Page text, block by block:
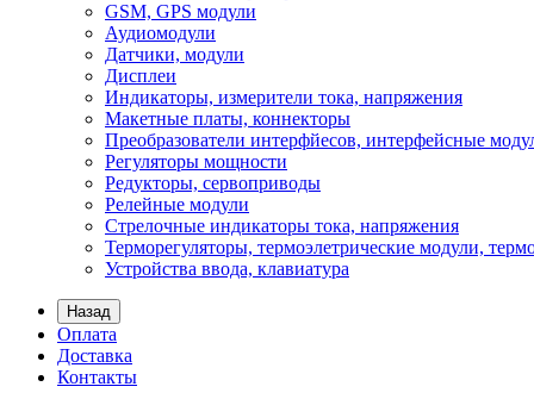
GSM, GPS модули
Аудиомодули
Датчики, модули
Дисплеи
Индикаторы, измерители тока, напряжения
Макетные платы, коннекторы
Преобразователи интерфйесов, интерфейсные
Регуляторы мощности
Редукторы, сервоприводы
Релейные модули
Стрелочные индикаторы тока, напряжения
Терморегуляторы, термоэлетрические модули,
Устройства ввода, клавиатура
Назад
Оплата
Доставка
Контакты